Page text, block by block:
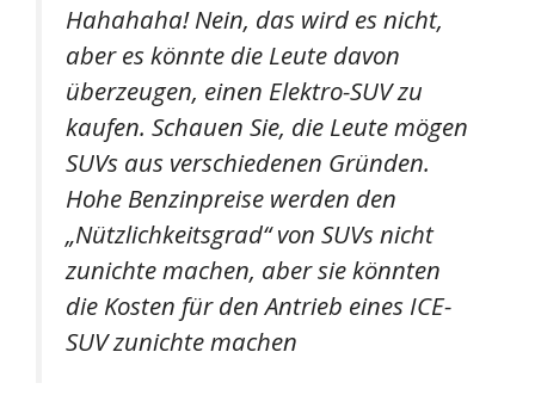
Hahahaha! Nein, das wird es nicht,
aber es könnte die Leute davon
überzeugen, einen Elektro-SUV zu
kaufen. Schauen Sie, die Leute mögen
SUVs aus verschiedenen Gründen.
Hohe Benzinpreise werden den
„Nützlichkeitsgrad“ von SUVs nicht
zunichte machen, aber sie könnten
die Kosten für den Antrieb eines ICE-
SUV zunichte machen